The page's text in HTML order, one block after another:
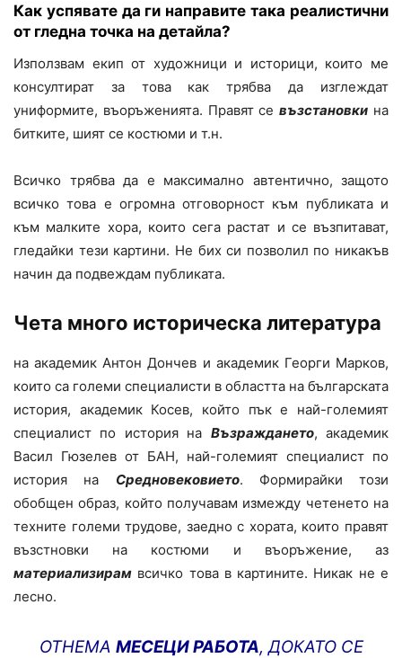
Как успявате да ги направите така реалистични
от гледна точка на детайла?
Използвам екип от художници и историци, които ме
консултират за това как трябва да изглеждат
униформите, въоръженията. Правят севъзстановки на
битките, шият се костюми и т.н.
Всичко трябва да е максимално автентично, защото
всичко това е огромна отговорност към публиката и
към малките хора, които сега растат и се възпитават,
гледайки тези картини. Не бих си позволил по никакъв
начин да подвеждам публиката.
Чета много историческа литература
на академик Антон Дончев и академик Георги Марков,
които са големи специалисти в областта на българската
история, академик Косев, който пък е най-големият
специалист по история на Възраждането, академик
Васил Гюзелев от БАН, най-големият специалист по
история на Средновековието. Формирайки този
обобщен образ, който получавам измежду четенето на
техните големи трудове, заедно с хората, които правят
възстновки на костюми и въоръжение, аз
материализирам всичко това в картините. Никак не е
лесно.
ОТНЕМА МЕСЕЦИ РАБОТА, ДОКАТО СЕ